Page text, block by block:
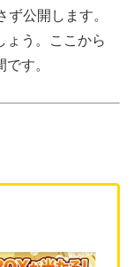
ず公開します。
ょう。ここから
す。